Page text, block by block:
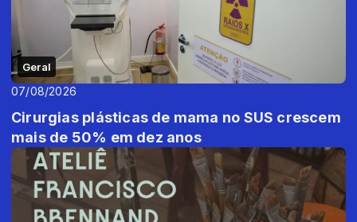
Geral
07/08/2026
Cirurgias plásticas de mama no SUS crescem
mais de 50% em dez anos